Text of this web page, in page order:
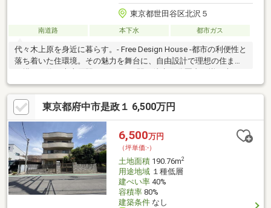
東京都世田谷区北沢５
南道路 本下水 都市ガス
代々木上原を身近に暮らす。- Free Design House -都市の利便性と
落ち着いた住環境。その魅力を舞台に、自由設計で理想の住まい
れたロケーション。都心への軽やかなアクセスと、人気の小・中
学校 区ならではの良好な住環境を兼ね備えた北沢で、自由設計だ
からこそ叶う、理想の住まいを。フリープラン対応住宅です。建
築条件を外して、土地のみの販売も可能です。詳細は、お気軽に
アムティックまでお問い合わせ下さい。
東京都府中市是政１ 6,500万円
6,500万円
（坪単価:-）
土地面積190.76m2
用途地域１種低層
建ぺい率40%
容積率80%
建築条件なし